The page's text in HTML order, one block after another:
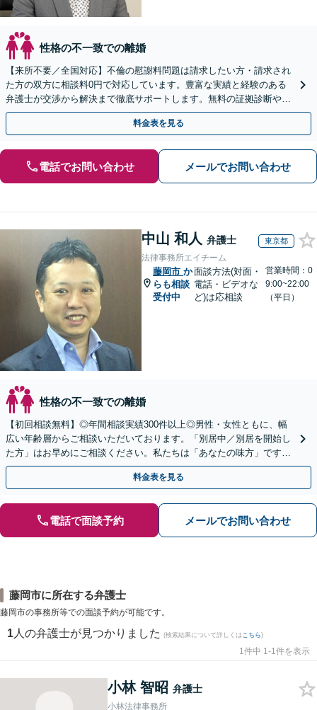
性格の不一致での離婚
【来所不要／全国対応】不倫の慰謝料問題は請求したい方・請求され
た方の双方に相談料0円で対応しています。豊富な実績と経験のある
弁護士が交渉から解決まで徹底サポートします。無料の証拠診断や着
手金の返還保証もありますので安心してご相談ください。
料金表を見る
電話でお問い合わせ メールでお問い合わせ
中山 和人 弁護士 東京都
法律事務所エイチーム
藤岡市 か
らも相談
受付中
面談方法(対面・
電話・ビデオな
ど)は応相談
営業時間：0
9:00~22:00
（平日）
性格の不一致での離婚
【初回相談無料】◎年間相談実績300件以上◎男性・女性ともに、幅
広い年齢層からご相談いただいております。「別居中／別居を開始し
た方」はお早めにご相談ください。私たちは「あなたの味方」です。
経験豊富な私たちが最後まで丁寧にサポートします。
料金表を見る
電話で面談予約 メールでお問い合わせ
藤岡市に所在する弁護士
藤岡市の事務所等での面談予約が可能です。
1 人の弁護士が見つかりました (検索結果について詳しくは こちら)
1件中 1-1件を表示
小林 智昭 弁護士
小林法律事務所